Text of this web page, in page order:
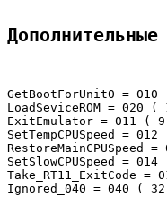
GetBootForUnit0 =
LoadSeviceROM = 020
ExitEmulator = 011 ( 9
SetTempCPUSpeed =
RestoreMainCPUSpeed
SetSlowCPUSpeed =
Take_RT11_ExitCode =
Ignored_040 = 040 ( 32